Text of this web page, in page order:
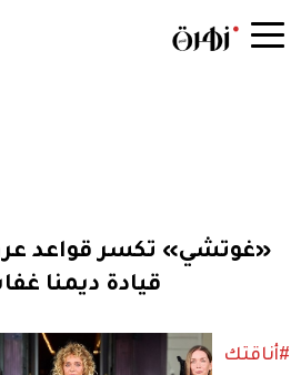
«غوتشي» تكسر قواعد
قيادة ديمنا
#أناقتك